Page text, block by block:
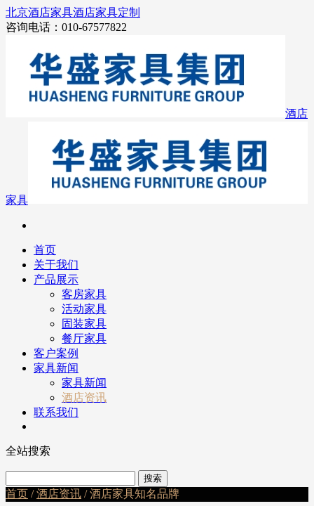
北京酒店家具酒店家具定制
咨询电话：010-67577822
酒店
家具
首页
关于我们
产品展示
客房家具
活动家具
固装家具
餐厅家具
客户案例
家具新闻
家具新闻
酒店资讯
联系我们
全站搜索
首页 /酒店资讯 / 酒店家具知名品牌